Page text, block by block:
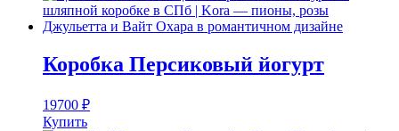
Коробка Персиковый йогурт
19700 ₽
Купить